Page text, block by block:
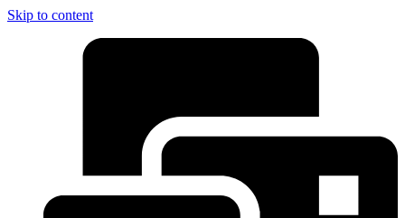
Skip to content